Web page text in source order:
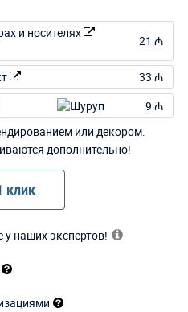
и носителях
21 ₼
33 ₼
9 ₼
или декором.
дополнительно!
клик
наших экспертов!